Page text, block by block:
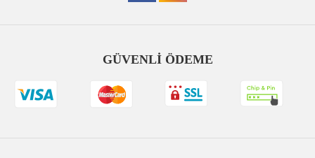
GÜVENLİ ÖDEME